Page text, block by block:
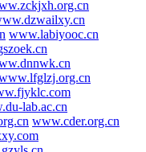
www.labiyooc.cn
lab.ac.cn
www.cder.org.cn